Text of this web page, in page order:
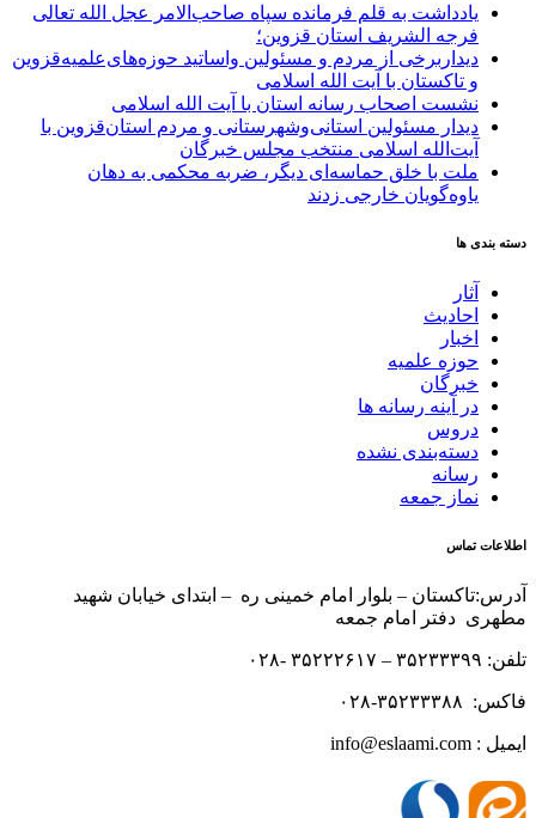
یادداشت به قلم فرمانده سپاه صاحب‌الامر عجل الله تعالی
فرجه الشریف استان قزوین؛
دیداربرخی از مردم و مسئولین واساتید حوزه‌های‌علمیه‌قزوین
و تاکستان با آیت الله اسلامی
نشست اصحاب رسانه استان با آیت الله اسلامی
دیدار مسئولین استانی‌وشهرستانی و مردم‌ استان‌قزوین با
آیت‌الله‌ اسلامی منتخب مجلس‌ خبرگان
ملت با خلق حماسه‌ای دیگر، ضربه محکمی به دهان
یاوه‌گویان خارجی زدند
دسته بندی ها
آثار
احادیث
اخبار
حوزه علمیه
خبرگان
در آینه رسانه ها
دروس
دسته‌بندی نشده
رسانه
نماز جمعه
اطلاعات تماس
آدرس:تاکستان – بلوار امام خمینی ره – ابتدای خیابان شهید
مطهری دفتر امام جمعه
تلفن: ۳۵۲۳۳۳۹۹ – ۳۵۲۲۲۶۱۷ -۰۲۸
فاکس: ۳۵۲۳۳۳۸۸-۰۲۸
ایمیل : info@eslaami.com